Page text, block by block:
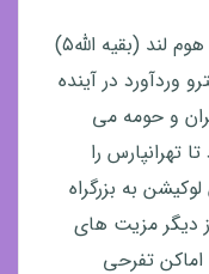
یکی از ویژگی های عالی برج ونوس هوم لند (بقیه الله۵)
وردآورد در آینده
و حومه می
تهرانپارس را
به بزرگراه
دیگر مزیت های
الله ۵ است. بقیه الله ۵ با اماکن تفرحی